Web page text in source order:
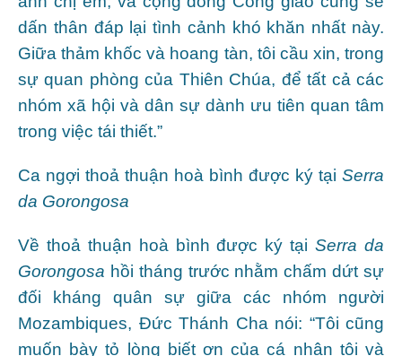
dấn thân đáp lại tình cảnh khó khăn nhất này.
Giữa thảm khốc và hoang tàn, tôi cầu xin, trong
sự quan phòng của Thiên Chúa, để tất cả các
nhóm xã hội và dân sự dành ưu tiên quan tâm
trong việc tái thiết.”
Ca ngợi thoả thuận hoà bình được ký tại Serra
da Gorongosa
Về thoả thuận hoà bình được ký tạiSerra da
Gorongosa hồi tháng trước nhằm chấm dứt sự
đối kháng quân sự giữa các nhóm người
Mozambiques, Đức Thánh Cha nói: “Tôi cũng
muốn bày tỏ lòng biết ơn của cá nhân tôi và